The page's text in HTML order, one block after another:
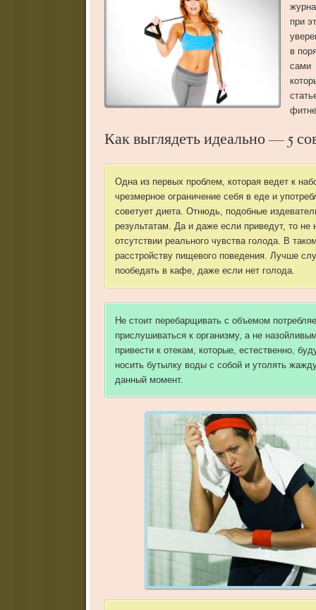
при
в
сами
Как выглядеть идеально — 5
Одна из первых проблем, которая ведет к
чрезмерное ограничение себя в еде и
советует диета. Отнюдь, подобные
результатам. Да и даже если приведут, то не
отсутствии реального чувства голода. В
расстройству пищевого поведения. Лучше
пообедать в кафе, даже если нет голода.
Не стоит перебарщивать с объемом
прислушиваться к организму, а не
привести к отекам, которые, естественно,
носить бутылку воды с собой и утолять
данный момент.